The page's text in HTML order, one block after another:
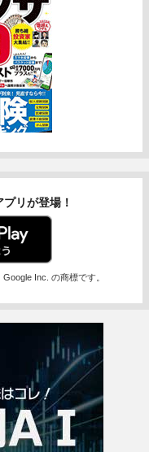
リが登場！
Inc. の商標です。